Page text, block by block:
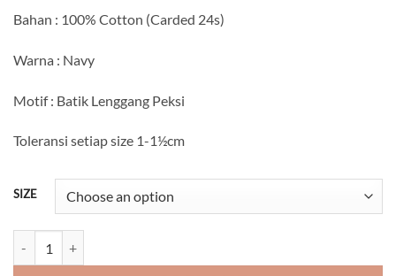
Bahan : 100% Cotton (Carded 24s)
Warna : Navy
Motif : Batik Lenggang Peksi
Toleransi setiap size 1-1½cm
SIZE